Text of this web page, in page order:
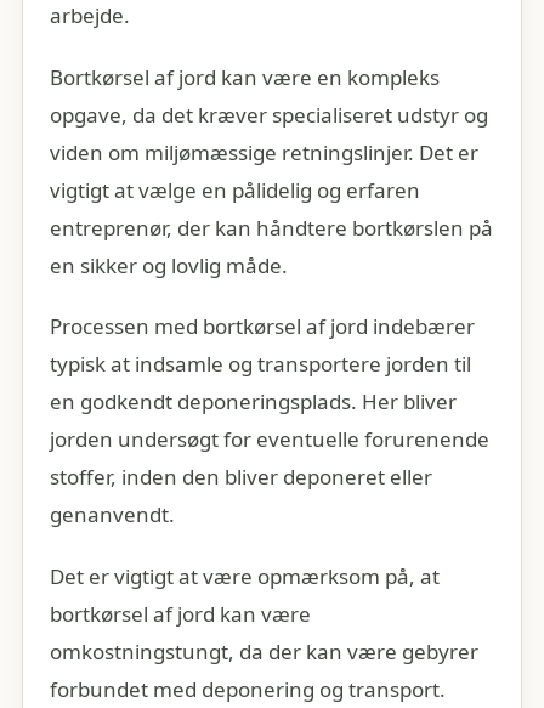
arbejde.
Bortkørsel af jord kan være en kompleks
opgave, da det kræver specialiseret udstyr og
viden om miljømæssige retningslinjer. Det er
vigtigt at vælge en pålidelig og erfaren
entreprenør, der kan håndtere bortkørslen på
en sikker og lovlig måde.
Processen med bortkørsel af jord indebærer
typisk at indsamle og transportere jorden til
en godkendt deponeringsplads. Her bliver
jorden undersøgt for eventuelle forurenende
stoffer, inden den bliver deponeret eller
genanvendt.
Det er vigtigt at være opmærksom på, at
bortkørsel af jord kan være
omkostningstungt, da der kan være gebyrer
forbundet med deponering og transport.